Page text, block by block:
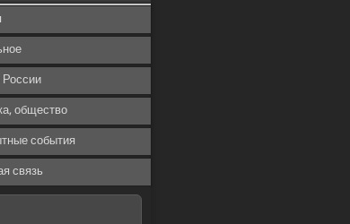
общество
события
связь